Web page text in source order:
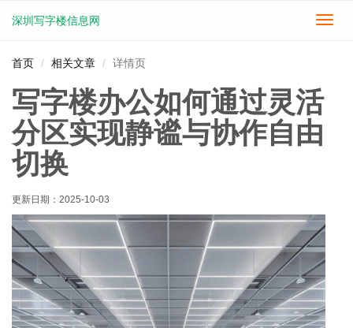
切
深圳写字楼信息网
首页 相关文章 详情页
写字楼办公如何通过灵活
分区实现静谧与协作自由
切换
更新日期： 2025-10-03